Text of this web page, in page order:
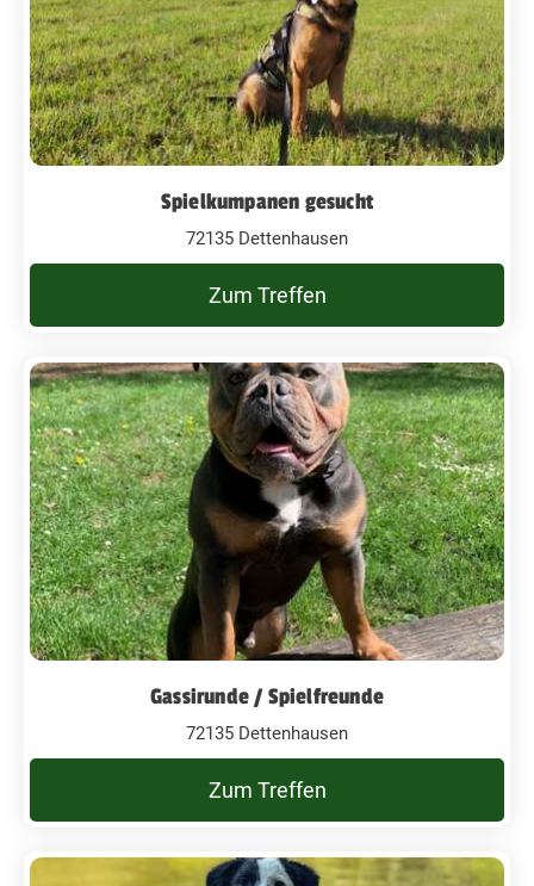
Spielkumpanen gesucht
72135 Dettenhausen
Zum Treffen
Gassirunde / Spielfreunde
72135 Dettenhausen
Zum Treffen